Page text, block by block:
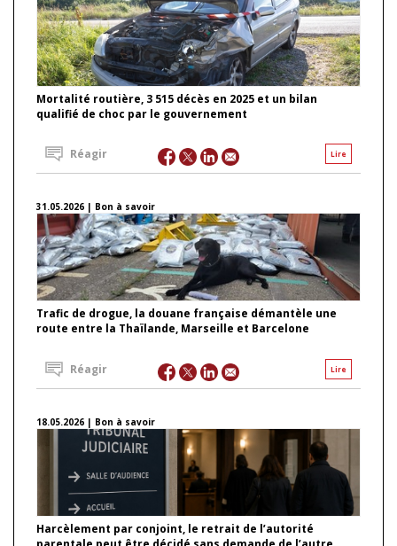
Mortalité routière, 3 515 décès en 2025 et un bilan
qualifié de choc par le gouvernement
Lire
Réagir
31.05.2026 | Bon à savoir
Trafic de drogue, la douane française démantèle une
route entre la Thaïlande, Marseille et Barcelone
Lire
Réagir
18.05.2026 | Bon à savoir
Harcèlement par conjoint, le retrait de l’autorité